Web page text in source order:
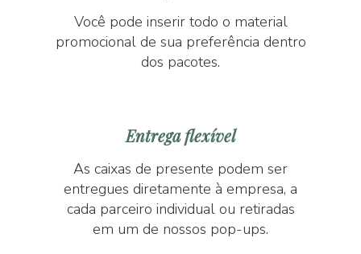
Você pode inserir todo o material
promocional de sua preferência dentro
dos pacotes.
Entrega flexível
As caixas de presente podem ser
entregues diretamente à empresa, a
cada parceiro individual ou retiradas
em um de nossos pop-ups.